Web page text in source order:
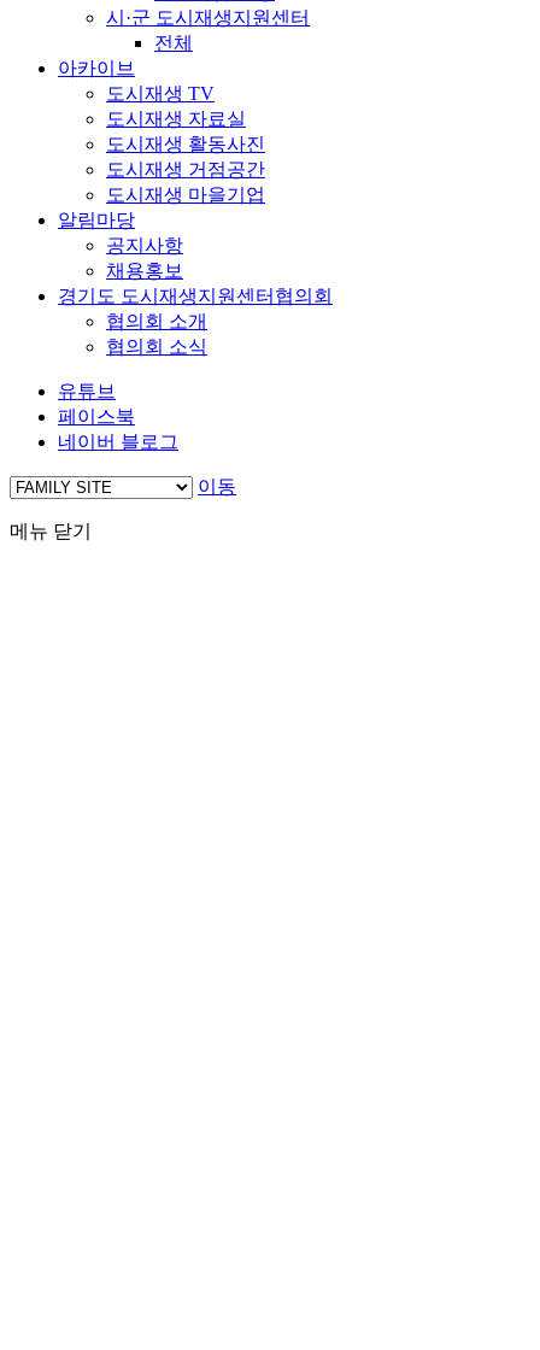
시·군 도시재생지원센터
전체
아카이브
도시재생 TV
도시재생 자료실
도시재생 활동사진
도시재생 거점공간
도시재생 마을기업
알림마당
공지사항
채용홍보
경기도 도시재생지원센터협의회
협의회 소개
협의회 소식
유튜브
페이스북
네이버 블로그
이동
메뉴 닫기